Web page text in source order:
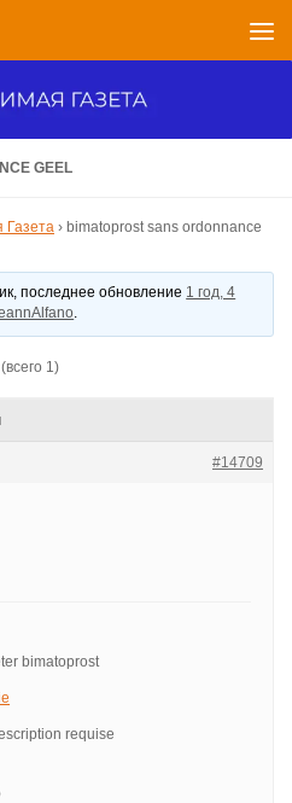
GEEL
› bimatoprost sans ordonnance
последнее обновление 1 год, 4
.
1)
#14709
bimatoprost
requise